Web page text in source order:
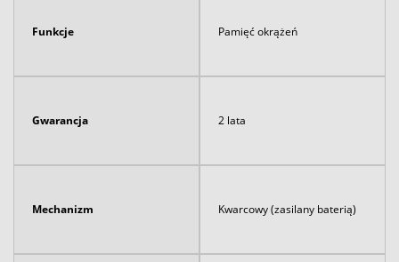
Funkcje Pamięć okrążeń
Gwarancja 2 lata
Mechanizm Kwarcowy (zasilany baterią)